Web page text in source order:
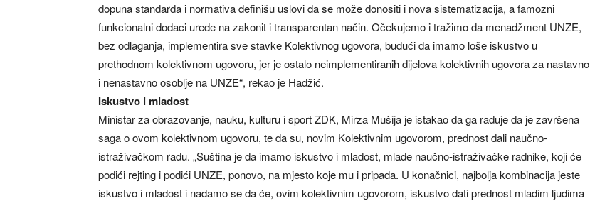
dopuna standarda i normativa definišu uslovi da se može donositi i nova sistematizacija, a famozni
funkcionalni dodaci urede na zakonit i transparentan način. Očekujemo i tražimo da menadžment UNZE,
bez odlaganja, implementira sve stavke Kolektivnog ugovora, budući da imamo loše iskustvo u
prethodnom kolektivnom ugovoru, jer je ostalo neimplementiranih dijelova kolektivnih ugovora za nastavno
i nenastavno osoblje na UNZE“, rekao je Hadžić.
Iskustvo i mladost
Ministar za obrazovanje, nauku, kulturu i sport ZDK, Mirza Mušija je istakao da ga raduje da je završena
saga o ovom kolektivnom ugovoru, te da su, novim Kolektivnim ugovorom, prednost dali naučno-
istraživačkom radu. „Suština je da imamo iskustvo i mladost, mlade naučno-istraživačke radnike, koji će
podići rejting i podići UNZE, ponovo, na mjesto koje mu i pripada. U konačnici, najbolja kombinacija jeste
iskustvo i mladost i nadamo se da će, ovim kolektivnim ugovorom, iskustvo dati prednost mladim ljudima